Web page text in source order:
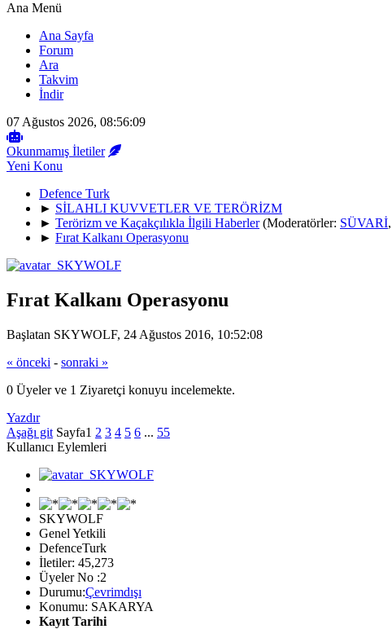
Ana Menü
Ana Sayfa
Forum
Ara
Takvim
İndir
07 Ağustos 2026, 08:56:09
Okunmamış İletiler
Yeni Konu
Defence Turk
► SİLAHLI KUVVETLER VE TERÖRİZM
► Terörizm ve Kaçakçılıkla İlgili Haberler (Moderatörler: SÜVARİ,
► Fırat Kalkanı Operasyonu
Fırat Kalkanı Operasyonu
Başlatan SKYWOLF, 24 Ağustos 2016, 10:52:08
« önceki - sonraki »
0 Üyeler ve 1 Ziyaretçi konuyu incelemekte.
Yazdır
Aşağı git Sayfa1 2 3 4 5 6 ... 55
Kullanıcı Eylemleri
SKYWOLF
Genel Yetkili
DefenceTurk
İletiler: 45,273
Üyeler No :2
Durumu:Çevrimdışı
Konumu: SAKARYA
Kayıt Tarihi